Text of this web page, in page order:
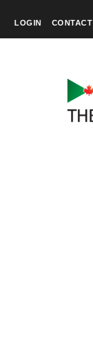
LOGIN CONTACT